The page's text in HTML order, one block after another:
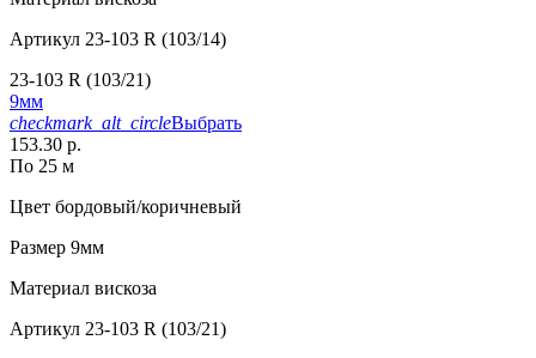
Артикул 23-103 R (103/14)
23-103 R (103/21)
9мм
checkmark_alt_circleВыбрать
153.30 р.
По 25 м
Цвет бордовый/коричневый
Размер 9мм
Материал вискоза
Артикул 23-103 R (103/21)